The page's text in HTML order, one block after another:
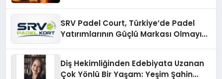
SRV Padel Court, Türkiye’de Padel
Yatırımlarının Güçlü Markası Olmayı
Diş Hekimliğinden Edebiyata Uzanan
Çok Yönlü Bir Yaşam: Yeşim Şahin